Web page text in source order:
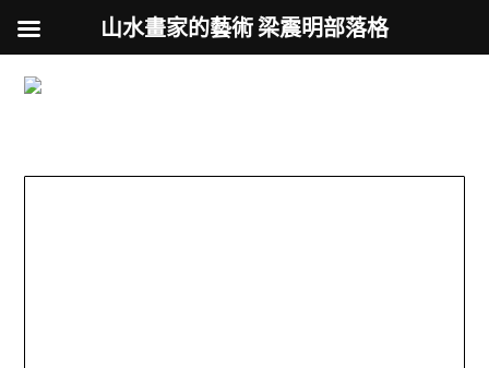
山水畫家的藝術 梁震明部落格